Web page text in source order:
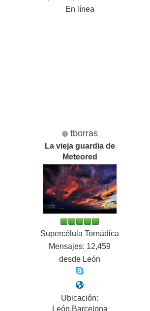
En línea
tborras
La vieja guardia de
Meteored
Supercélula Tornádica
Mensajes: 12,459
desde León
Ubicación:
León,Barcelona